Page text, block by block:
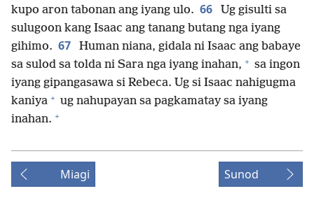
kupo aron tabonan ang iyang ulo. 66
Ug gisulti sa
sulugoon kang Isaac ang tanang butang nga iyang
gihimo. 67
Human niana, gidala ni Isaac ang babaye
sa sulod sa tolda ni Sara nga iyang inahan, + sa ingon
iyang gipangasawa si Rebeca. Ug si Isaac nahigugma
kaniya + ug nahupayan sa pagkamatay sa iyang
inahan. +
Miagi Sunod